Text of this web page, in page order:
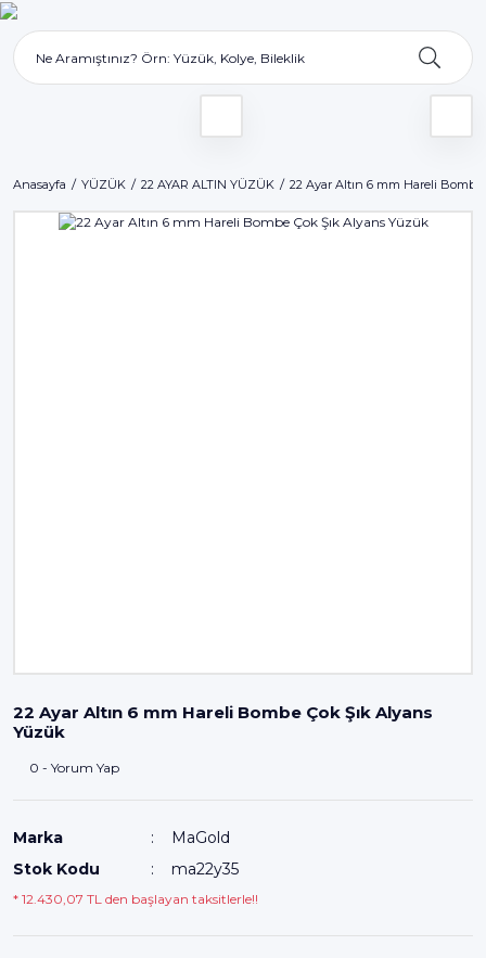
Anasayfa YÜZÜK 22 AYAR ALTIN YÜZÜK 22 Ayar Altın 6 mm Hareli Bombe
22 Ayar Altın 6 mm Hareli Bombe Çok Şık Alyans
Yüzük
0 - Yorum Yap
Marka
MaGold
Stok Kodu
ma22y35
* 12.430,07 TL den başlayan taksitlerle!!